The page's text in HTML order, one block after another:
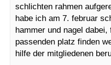
schlichten rahmen
habe ich am 7. februar
hammer und nagel
passenden platz finden
hilfe der mitgliedenen